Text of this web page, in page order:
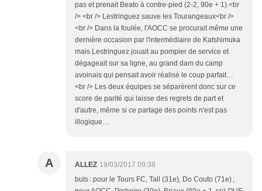
pas et prenait Beato à contre-pied (2-2, 90e + 1).<br
/> <br /> Lestringuez sauve les Tourangeaux<br />
<br /> Dans la foulée, l'AOCC se procurait même une
dernière occasion par l'intermédiaire de Katshimuka
mais Lestringuez jouait au pompier de service et
dégageait sur sa ligne, au grand dam du camp
avoinais qui pensait avoir réalisé le coup parfait…
<br /> Les deux équipes se séparèrent donc sur ce
score de parité qui laisse des regrets de part et
d'autre, même si ce partage des points n'est pas
illogique…
A ALLEZ 19/03/2017 09:38
buts : pour le Tours FC, Tall (31e), Do Couto (71e) ;